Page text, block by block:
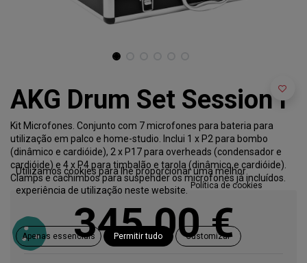
AKG Drum Set Session I
Kit Microfones. Conjunto com 7 microfones para bateria para
utilização em palco e home-studio. Inclui 1 x P2 para bombo
(dinâmico e cardióide), 2 x P17 para overheads (condensador e
cardióide) e 4 x P4 para timbalão e tarola (dinâmico e cardióide).
Clamps e cachimbos para suspender os microfones já incluídos.
345,00€
Utilizamos cookies para lhe proporcionar uma melhor
experiência de utilização neste website.
Política de cookies
Apenas essenciais Permitir tudo Customizar